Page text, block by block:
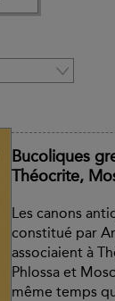
Bucoliques
Théocrite,
Les canons
constitué par
associaient à
Phlossa et
même temps